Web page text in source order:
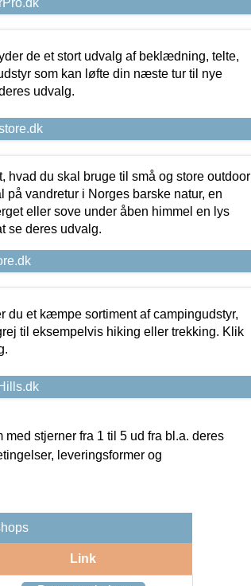
de et stort udvalg af beklædning, telte,
som kan løfte din næste tur til nye
udvalg.
hvad du skal bruge til små og store outdoor
på vandretur i Norges barske natur, en
eller sove under åben himmel en lys
se deres udvalg.
du et kæmpe sortiment af campingudstyr,
til eksempelvis hiking eller trekking. Klik
stjerner fra 1 til 5 ud fra bl.a. deres
leveringsformer og
Link